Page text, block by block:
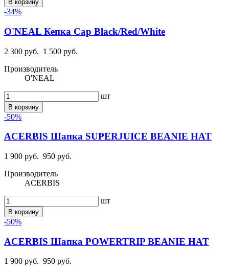
В корзину
-34%
O'NEAL Кепка Cap Black/Red/White
2 300 руб. 1 500 руб.
Производитель
O'NEAL
шт
В корзину
-50%
ACERBIS Шапка SUPERJUICE BEANIE HAT
1 900 руб. 950 руб.
Производитель
ACERBIS
шт
В корзину
-50%
ACERBIS Шапка POWERTRIP BEANIE HAT
1 900 руб. 950 руб.